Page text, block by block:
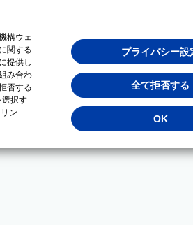
構ウェ
関する
提供し
み合わ
否する
選択す
ン
プライバシー設
全て拒否する
OK